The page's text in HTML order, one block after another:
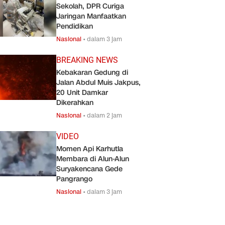
Sekolah, DPR Curiga
Jaringan Manfaatkan
Pendidikan
Nasional •dalam 3 jam
BREAKING NEWS
Kebakaran Gedung di
Jalan Abdul Muis Jakpus,
20 Unit Damkar
Dikerahkan
Nasional •dalam 2 jam
VIDEO
Momen Api Karhutla
Membara di Alun-Alun
Suryakencana Gede
Pangrango
Nasional •dalam 3 jam